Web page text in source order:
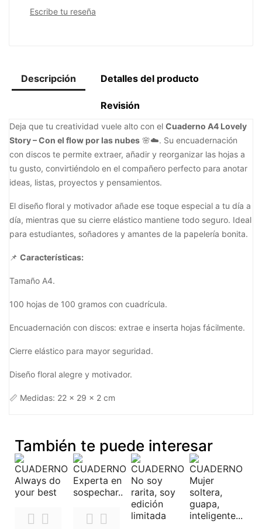
Escribe tu reseña
Descripción Detalles del producto
Revisión
Deja que tu creatividad vuele alto con el Cuaderno A4 Lovely
Story – Con el flow por las nubes 🌸☁️. Su encuadernación
con discos te permite extraer, añadir y reorganizar las hojas a
tu gusto, convirtiéndolo en el compañero perfecto para anotar
ideas, listas, proyectos y pensamientos.
El diseño floral y motivador añade ese toque especial a tu día a
día, mientras que su cierre elástico mantiene todo seguro. Ideal
para estudiantes, soñadores y amantes de la papelería bonita.
📌 Características:
Tamaño A4.
100 hojas de 100 gramos con cuadrícula.
Encuadernación con discos: extrae e inserta hojas fácilmente.
Cierre elástico para mayor seguridad.
Diseño floral alegre y motivador.
📏 Medidas: 22 x 29 x 2 cm
También te puede interesar
 
 